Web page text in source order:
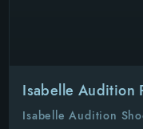
Isabelle Audition
Isabelle Audition